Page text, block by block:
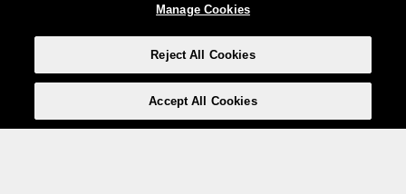
Manage Cookies
Reject All Cookies
Accept All Cookies